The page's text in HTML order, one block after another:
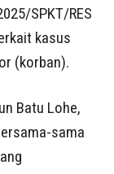
SPKT/RES
kasus
(korban).
Batu Lohe,
sama